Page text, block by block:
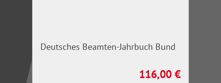
Deutsches Beamten-Jahrbuch Bund
Regulärer Preis:
116,00 €